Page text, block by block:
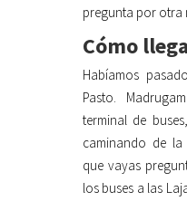
pregunta por otra
Cómo
Habíamos
Pasto.
terminal de
caminando de
que vayas
los buses a las